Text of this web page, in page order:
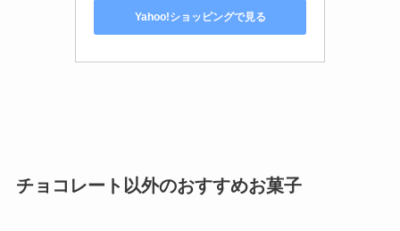
Yahoo!ショッピングで見る
チョコレート以外のおすすめお菓子